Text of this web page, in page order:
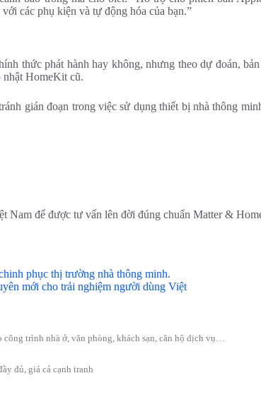
các phụ kiện và tự động hóa của bạn.”
thức phát hành hay không, nhưng theo dự đoán,
nhật HomeKit cũ.
gián đoạn trong việc sử dụng thiết bị nhà thông
để được tư vấn lên đời đúng chuẩn Matter &
phục thị trường nhà thông minh.
mới cho trải nghiệm người dùng Việt
trình nhà ở, văn phòng, khách sạn, căn hộ dịch vụ…
đủ, giá cả cạnh tranh